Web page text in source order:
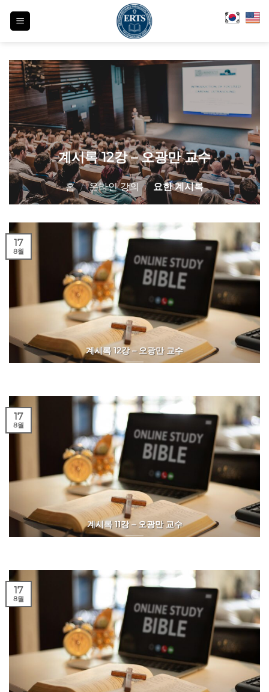
계시록 12강 – 오광만 교수
홈 / 온라인 강의 / 요한 계시록
계시록 12강 – 오광만 교수
17
8월
계시록 11강 – 오광만 교수
17
8월
17
8월